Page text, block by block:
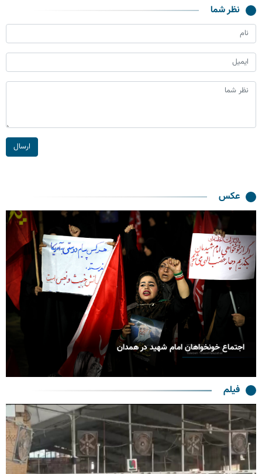
نظر شما
ارسال
عکس
بدرقه حماسی رهبر شهید انقلاب در مشهد
فیلم